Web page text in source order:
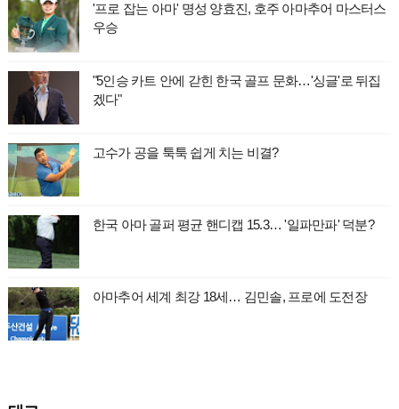
'프로 잡는 아마' 명성 양효진, 호주 아마추어 마스터스
우승
"5인승 카트 안에 갇힌 한국 골프 문화…'싱글'로 뒤집
겠다"
고수가 공을 툭툭 쉽게 치는 비결?
한국 아마 골퍼 평균 핸디캡 15.3… '일파만파' 덕분?
아마추어 세계 최강 18세… 김민솔, 프로에 도전장